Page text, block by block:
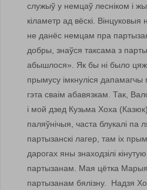
служыў у немцаў лесніком і
кіламетр ад вёскі. Вінцуковыя
не данёс немцам пра
добры, знаўся таксама з
абышлося». Як бы ні было
прымусу імкнуліся дапамагчы
гэта сваім абавязкам. Так,
і мой дзед Кузьма Хоха
паляўнічыя, часта блукалі па
партызанскі лагер, там іх
дарогах яны знаходзілі
партызанам. Мая цётка
партызанам бялізну. Надзя